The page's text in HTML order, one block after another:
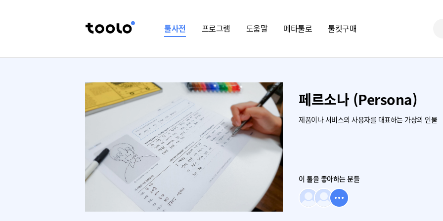
툴사전 프로그램 도움말 메타툴로 툴킷구매
페르소나 (Persona)
제품이나 서비스의 사용자를 대표하는 가상의 인물
이 툴을 좋아하는 분들